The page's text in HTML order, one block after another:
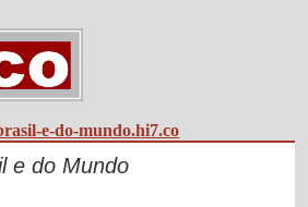
e-do-mundo.hi7.co
e do Mundo